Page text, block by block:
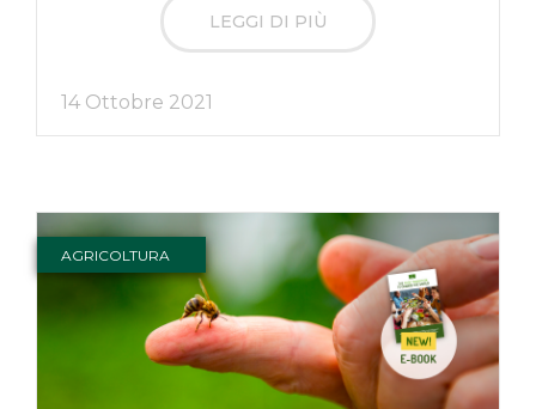
LEGGI DI PIÙ
14 Ottobre 2021
AGRICOLTURA